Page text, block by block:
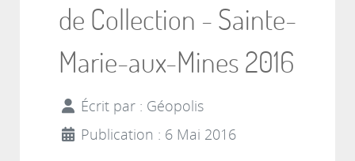
de Collection - Sainte-
Marie-aux-Mines 2016
Écrit par : Géopolis
Publication : 6 Mai 2016